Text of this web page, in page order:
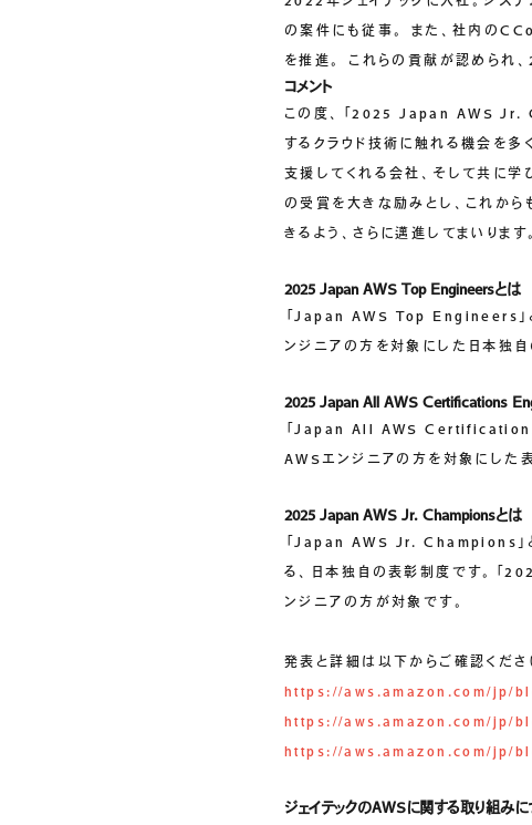
の案件にも従事。 また、社内の
を推進。 これらの貢献が認めら
コメント
この度、「2025 Japan AWS Jr.
するクラウド技術に触れる機会を
支援してくれる会社、そして共に学
の受賞を大きな励みとし、これか
きるよう、さらに邁進してまいります。
2025 Japan AWS Top Engineersとは
「Japan AWS Top Engineers」
ンジニアの方を対象にした日本独自
2025 Japan All AWS Certifications
「Japan All AWS Certifications
AWSエンジニアの方を対象にした
2025 Japan AWS Jr. Championsとは
「Japan AWS Jr. Champions」
る、日本独自の表彰制度です。「
ンジニアの方が対象です。
発表と詳細は以下からご確認くださ
https://aws.amazon.com/jp/
https://aws.amazon.com/jp/
https://aws.amazon.com/jp/
ジェイテックのAWSに関する取り組みに